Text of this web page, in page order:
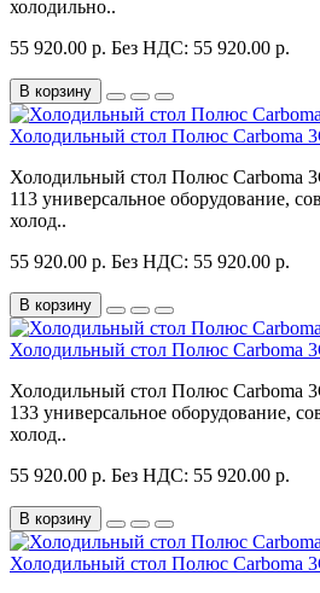
холодильно..
55 920.00 р. Без НДС: 55 920.00 р.
В корзину
Холодильный стол Полюс Carboma
Холодильный стол Полюс Carboma
113 универсальное оборудование,
холод..
55 920.00 р. Без НДС: 55 920.00 р.
В корзину
Холодильный стол Полюс Carboma
Холодильный стол Полюс Carboma
133 универсальное оборудование,
холод..
55 920.00 р. Без НДС: 55 920.00 р.
В корзину
Холодильный стол Полюс Carboma